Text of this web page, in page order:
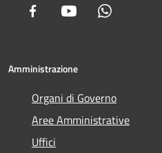
Facebook Youtube
Amministrazione
Organi di Governo
Aree Amministrative
Uffici